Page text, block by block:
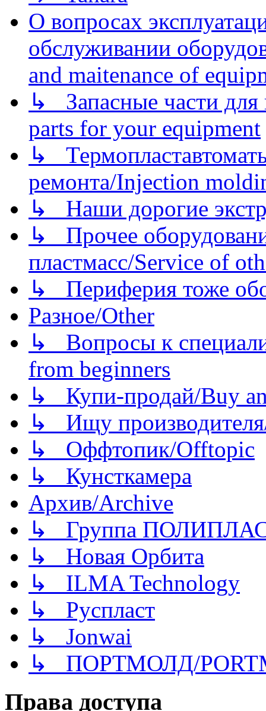
О вопросах
обслуживании
and maitenance of
↳ Запасные части для
parts for your equipment
↳
ремонта/Injection
↳ Наши дорогие
↳ Прочее
пластмасс/Service of
↳ Периферия тоже
Разное/Other
↳ Вопросы к
from beginners
↳ Купи-продай/Buy
↳ Ищу
↳ Оффтопик/Offtopic
↳ Кунсткамера
Архив/Archive
↳ Группа
↳ Новая Орбита
↳ ILMA Technology
↳ Руспласт
↳ Jonwai
↳ ПОРТМОЛД/
Права доступа